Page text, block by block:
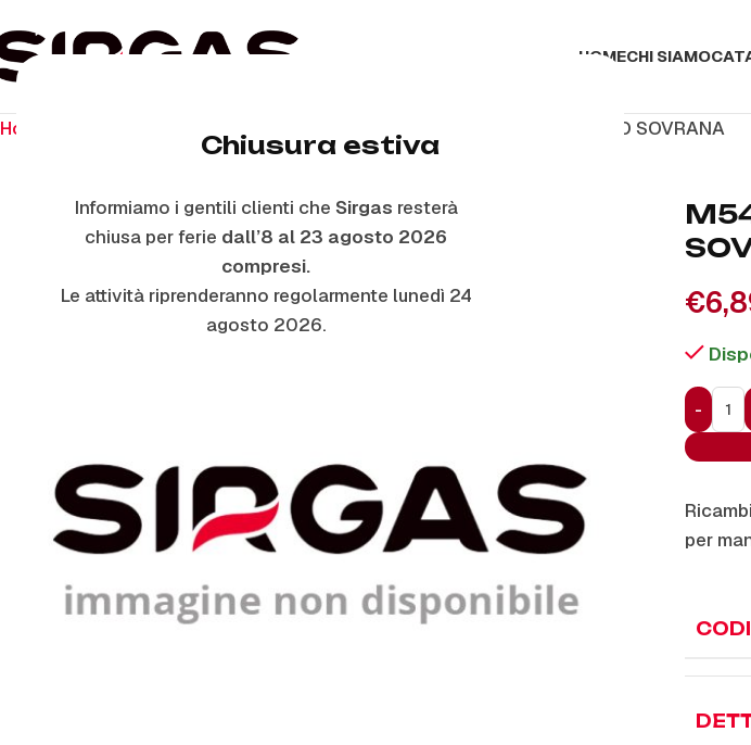
Chiusura estiva
Informiamo i gentili clienti che Sirgas resterà
chiusa per ferie dall’8 al 23 agosto 2026
compresi.
Le attività riprenderanno regolarmente lunedì 24
agosto 2026.
HOMECHI SIAMO
Home M5413/7 – MANOPOLA TIPO SOVRANA
€
per